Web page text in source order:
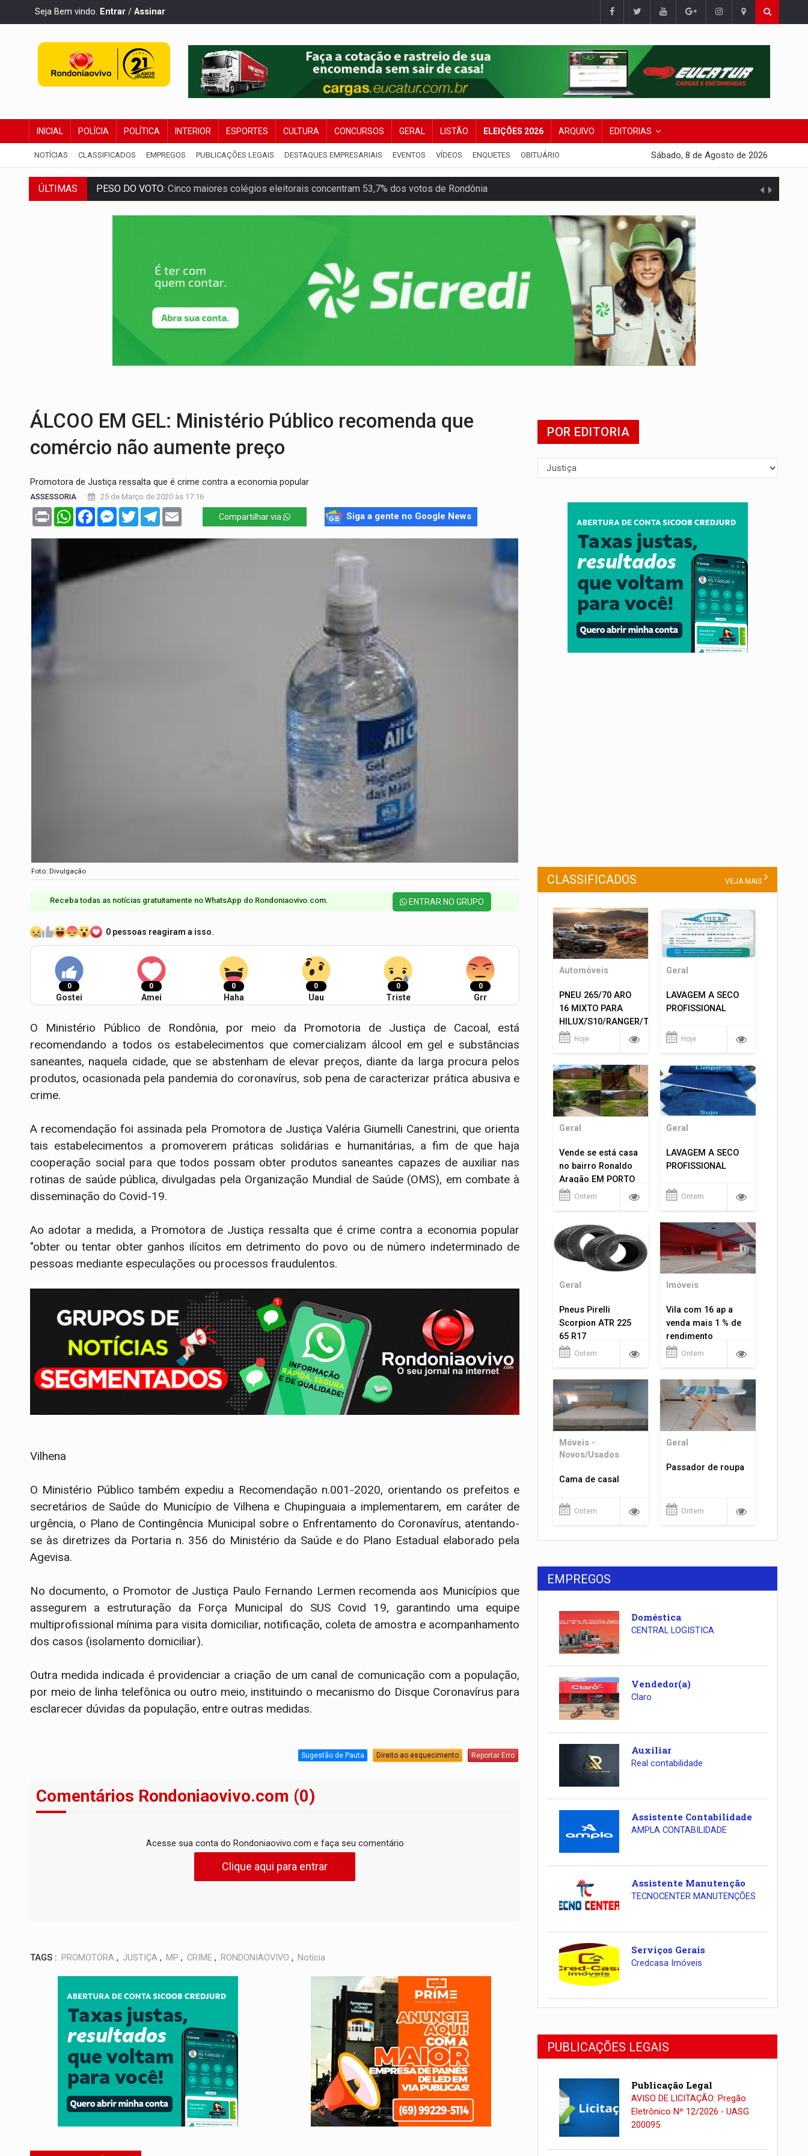
Seja Bem vindo. Entrar / Assinar
INICIAL POLÍCIA POLÍTICA INTERIOR ESPORTES CULTURA CONCURSOS GERAL LISTÃO ELEIÇÕES 2026 ARQUIVO EDITORIAS
NOTÍCIAS CLASSIFICADOS EMPREGOS PUBLICAÇÕES LEGAIS DESTAQUES EMPRESARIAIS EVENTOS VÍDEOS ENQUETES OBITUÁRIO Sábado, 8 de Agosto de 2026
ÚLTIMAS PESO DO VOTO: Cinco maiores colégios eleitorais concentram 53,7% dos votos de Rondônia
COLUNA SEMANAL:Largada foi dada e candidatos ao Governo de RO partem para tudo ou nada
Reter até 50% no distrato imobiliário é legal, mas não pode ser automático
DO HOSPITAL AO CAMPO:Veja as mais de 200 ações de Marcos Rogério para Rondônia
Grupo Nova Era amplia presença em PVH e transforma Aramix em Super Nova Era
ROTA GLOBAL:PCC amplia presença internacional e transforma Brasil em corredor da cocaína
CONEXÃO RONDONIAOVIVO: Museólogo Antônio Ocampo conduz a história de uma ferrovia desgovernada
ÁLCOO EM GEL: Ministério Público recomenda que
comércio não aumente preço
Promotora de Justiça ressalta que é crime contra a economia popular
ASSESSORIA 25 de Março de 2020 às 17:16
Print WhatsAppFacebookMessenger
TwitterTelegram Compartilhar via Siga a gente no Google News
Foto: Divulgação
Receba todas as notícias gratuitamente no WhatsApp do Rondoniaovivo.com.​ ENTRAR NO GRUPO
0 pessoas reagiram a isso.
0
Gostei
0
Amei
0
Haha
0
Uau
0
Triste
0
Grr
O Ministério Público de Rondônia, por meio da Promotoria de Justiça de Cacoal, está
recomendando a todos os estabelecimentos que comercializam álcool em gel e substâncias
saneantes, naquela cidade, que se abstenham de elevar preços, diante da larga procura pelos
produtos, ocasionada pela pandemia do coronavírus, sob pena de caracterizar prática abusiva e
crime.
A recomendação foi assinada pela Promotora de Justiça Valéria Giumelli Canestrini, que orienta
tais estabelecimentos a promoverem práticas solidárias e humanitárias, a fim de que haja
cooperação social para que todos possam obter produtos saneantes capazes de auxiliar nas
rotinas de saúde pública, divulgadas pela Organização Mundial de Saúde (OMS), em combate à
disseminação do Covid-19.
Ao adotar a medida, a Promotora de Justiça ressalta que é crime contra a economia popular
"obter ou tentar obter ganhos ilícitos em detrimento do povo ou de número indeterminado de
pessoas mediante especulações ou processos fraudulentos.
Vilhena
O Ministério Público também expediu a Recomendação n.001-2020, orientando os prefeitos e
secretários de Saúde do Município de Vilhena e Chupinguaia a implementarem, em caráter de
urgência, o Plano de Contingência Municipal sobre o Enfrentamento do Coronavírus, atentando-
se às diretrizes da Portaria n. 356 do Ministério da Saúde e do Plano Estadual elaborado pela
Agevisa.
No documento, o Promotor de Justiça Paulo Fernando Lermen recomenda aos Municípios que
assegurem a estruturação da Força Municipal do SUS Covid 19, garantindo uma equipe
multiprofissional mínima para visita domiciliar, notificação, coleta de amostra e acompanhamento
dos casos (isolamento domiciliar).
Outra medida indicada é providenciar a criação de um canal de comunicação com a população,
por meio de linha telefônica ou outro meio, instituindo o mecanismo do Disque Coronavírus para
esclarecer dúvidas da população, entre outras medidas.
Sugestão de Pauta Direito ao esquecimento Reportar Erro
Comentários Rondoniaovivo.com (0)
Acesse sua conta do Rondoniaovivo.com e faça seu comentário
Clique aqui para entrar
TAGS : PROMOTORA , JUSTIÇA , MP , CRIME , RONDONIAOVIVO , Notícia
POR EDITORIA
CLASSIFICADOS VEJA MAIS
Automóveis
PNEU 265/70 ARO
16 MIXTO PARA
HILUX/S10/RANGER/TRITON
ETC... MONTAGEM
Hoje
Geral
LAVAGEM A SECO
PROFISSIONAL
Hoje
Geral
Vende se está casa
no bairro Ronaldo
Aragão EM PORTO
VELHO RO.
Ontem
Geral
LAVAGEM A SECO
PROFISSIONAL
Ontem
Geral
Pneus Pirelli
Scorpion ATR 225
65 R17
Ontem
Imóveis
Vila com 16 ap a
venda mais 1 % de
rendimento
Ontem
Móveis -
Novos/Usados
Cama de casal
Ontem
Geral
Passador de roupa
Ontem
EMPREGOS
Doméstica
CENTRAL LOGISTICA
Vendedor(a)
Claro
Auxiliar
Real contabilidade
Assistente Contabilidade
AMPLA CONTABILIDADE
Assistente Manutenção
TECNOCENTER MANUTENÇÕES
Serviços Gerais
Credcasa Imóveis
PUBLICAÇÕES LEGAIS
Publicação Legal
AVISO DE LICITAÇÃO: Pregão
Eletrônico Nº 12/2026 - UASG
200095